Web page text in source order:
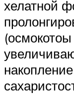
хелатной